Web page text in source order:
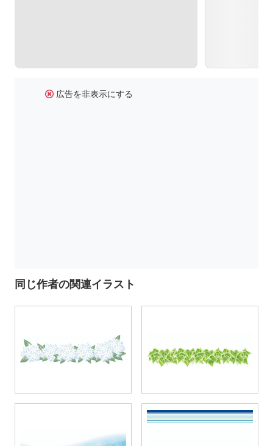
広告を非表示にする
同じ作者の関連イラスト